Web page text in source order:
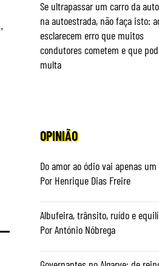
Se ultrapassar um carro da
na autoestrada, não faça isto:
esclarecem erro que muitos
condutores cometem e que
multa
OPINIÃO
Do amor ao ódio vai apenas um
Por Henrique Dias Freire
Albufeira, trânsito, ruído e
Por António Nóbrega